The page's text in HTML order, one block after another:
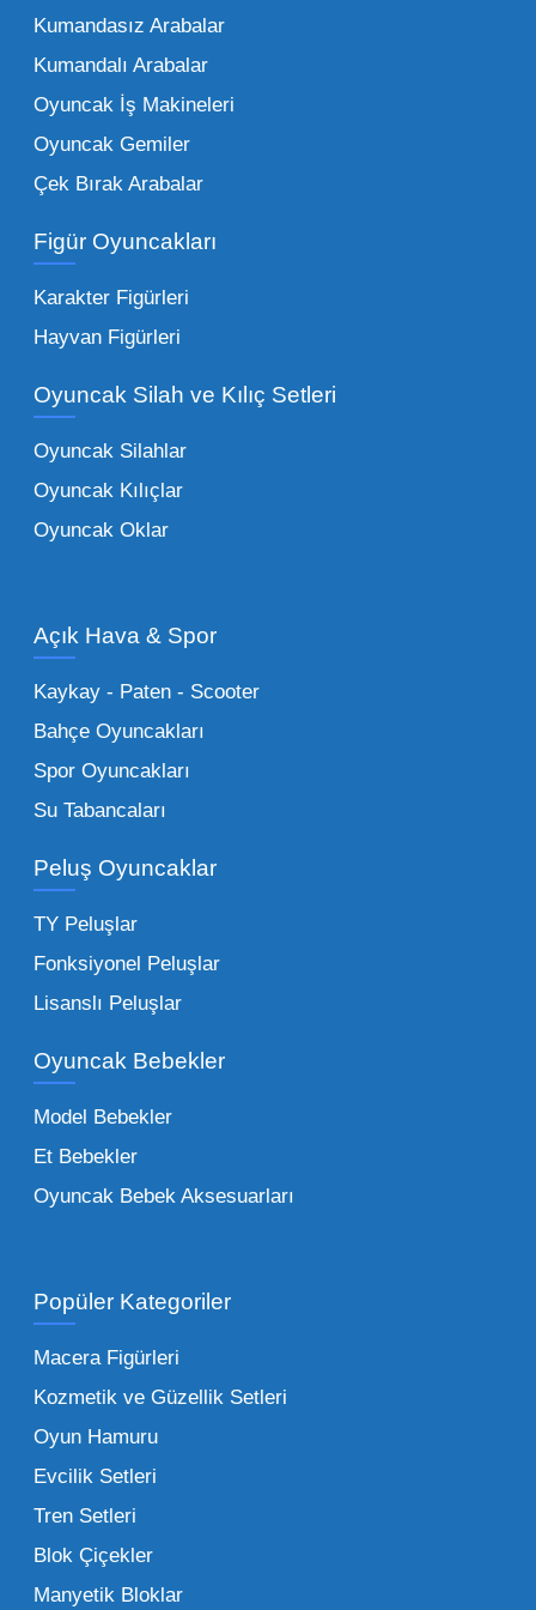
çeşitliliği ile doğru orantılıdır. İşte Mega
Oyuncak bünyesinde öne çıkan ve en çok
tercih edilen kategorilerimiz:
Peluş Oyuncaklar:
vazgeçilmezi olan yumuşak dokulu sevilen
seçeneklerimizi keşfederek koleksiyonunuza
en sevilen karakterleri ekleyebilirsiniz.
Eğitici Setler:
tarafından tercih edilentoptan eğitici
ebeveynlerin son yıllarda en çok satın aldığı
ürün grupları arasında yer almaktadır.
Oyuncak Araçlar:
stok imkanımızla sunulmaktadır.
Küçük Oyuncaklar:
sağlayan toptan küçük oyuncaklar, bakkallar,
Bu kategorideki küçük oyuncaklar toptan
alımlarda çok düşük maliyetlerle yüksek
adetli stok yapmanıza olanak tanır. Özellikle
sürpriz paketler ve figürler, çocukların
harçlıklarıyla kolayca alabildiği ürünlerdir.
Çocuk Oyuncakları Toptan Seçenekleri:
Bebeklik döneminden ergenliğe kadar geniş
toptan tedariği yaparken, piyasadaki en son
figürlerden geleneksel oyun setlerine kadar
her şeyi portföyümüzde bulabilirsiniz.
İşletmeler için toptan oyuncak satış ve alımı
şüphesiz ki birim maliyetin düşmesidir.
Oyuncak toptan kanalına geçildiğinde,
perakende satış fiyatı ile alış fiyatı arasındaki
makas açılır ve bu da ciddi kâr marjları elde
edilmesini sağlar. Toplu alımlarda uygulanan
dönemlerinde işletmenizin finansal olarak
Kumandasız Arabalar
Kumandalı Arabalar
Oyuncak İş Makineleri
Oyuncak Gemiler
Çek Bırak Arabalar
Figür Oyuncakları
Karakter Figürleri
Hayvan Figürleri
Oyuncak Silah ve Kılıç Setleri
Oyuncak Silahlar
Oyuncak Kılıçlar
Oyuncak Oklar
Açık Hava & Spor
Kaykay - Paten - Scooter
Bahçe Oyuncakları
Spor Oyuncakları
Su Tabancaları
Peluş Oyuncaklar
TY Peluşlar
Fonksiyonel Peluşlar
Lisanslı Peluşlar
Oyuncak Bebekler
Model Bebekler
Et Bebekler
Oyuncak Bebek Aksesuarları
Popüler Kategoriler
Macera Figürleri
Kozmetik ve Güzellik Setleri
Oyun Hamuru
Evcilik Setleri
Tren Setleri
Blok Çiçekler
Manyetik Bloklar